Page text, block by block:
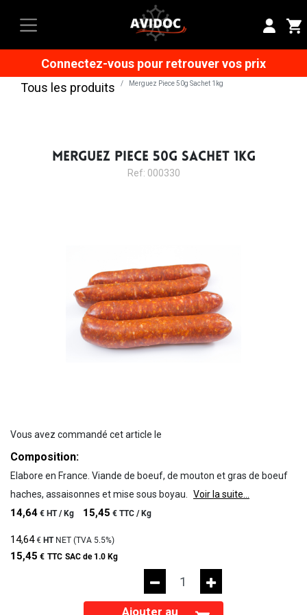
Connectez-vous pour retrouver vos prix
Tous les produits
Merguez Piece 50g Sachet 1kg
MERGUEZ PIECE 50G SACHET 1KG
Ref: 000330
Vous avez commandé cet article le
Composition:
Elabore en France. Viande de boeuf, de mouton et gras de boeuf
haches, assaisonnes et mise sous boyau.
Voir la suite...
14,64 € HT / Kg 15,45 € TTC / Kg
14,64€ HTNET (TVA 5.5%)
15,45 € TTC SAC de 1.0 Kg
Ajouter au